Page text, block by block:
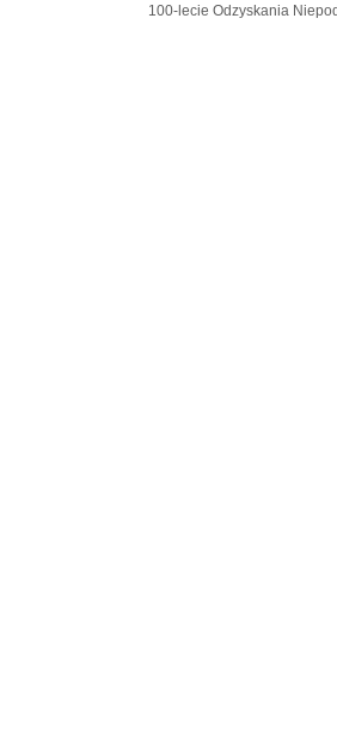
100-lecie Odzyskania